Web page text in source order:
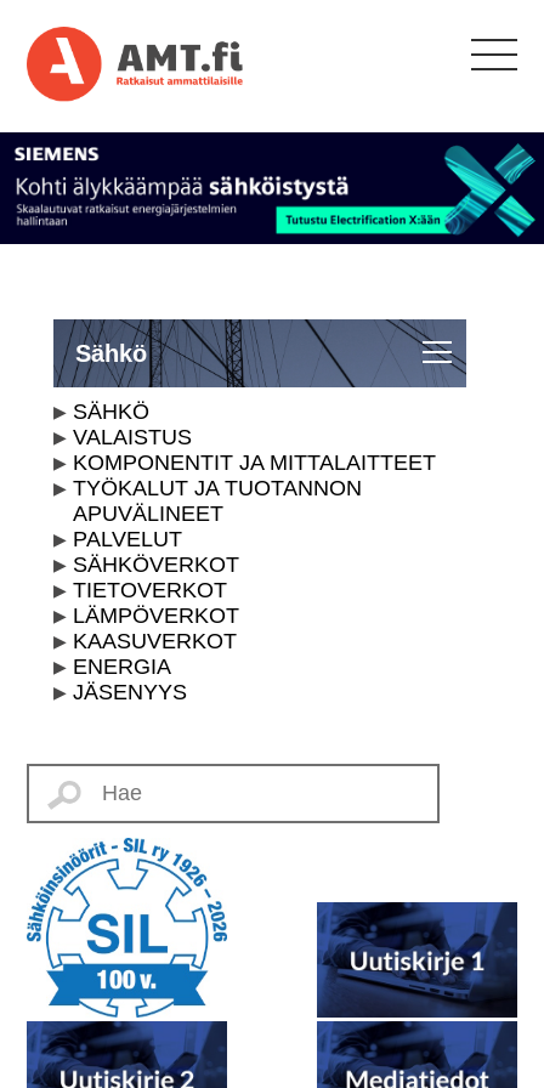
Sähkö
SÄHKÖ
VALAISTUS
KOMPONENTIT JA MITTALAITTEET
TYÖKALUT JA TUOTANNON
APUVÄLINEET
PALVELUT
SÄHKÖVERKOT
TIETOVERKOT
LÄMPÖVERKOT
KAASUVERKOT
ENERGIA
JÄSENYYS